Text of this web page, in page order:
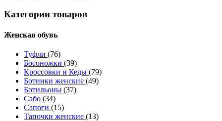
Категории товаров
Женcкая обувь
Туфли (76)
Босоножки (39)
Кроссовки и Кеды (79)
Ботинки женские (49)
Ботильоны (37)
Сабо (34)
Сапоги (15)
Тапочки женские (13)